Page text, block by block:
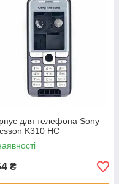
для телефона Sony
K310 HC
₴